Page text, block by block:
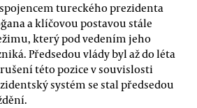
tureckého prezidenta
a klíčovou postavou stále
který pod vedením jeho
Předsedou vlády byl až do léta
této pozice v souvislosti
systém se stal předsedou